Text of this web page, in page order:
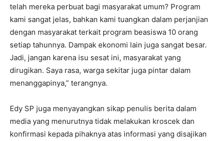
telah mereka perbuat bagi masyarakat umum? Program
kami sangat jelas, bahkan kami tuangkan dalam perjanjian
dengan masyarakat terkait program beasiswa 10 orang
setiap tahunnya. Dampak ekonomi lain juga sangat besar.
Jadi, jangan karena isu sesat ini, masyarakat yang
dirugikan. Saya rasa, warga sekitar juga pintar dalam
menanggapinya,” terangnya.
Edy SP juga menyayangkan sikap penulis berita dalam
media yang menurutnya tidak melakukan kroscek dan
konfirmasi kepada pihaknya atas informasi yang disajikan